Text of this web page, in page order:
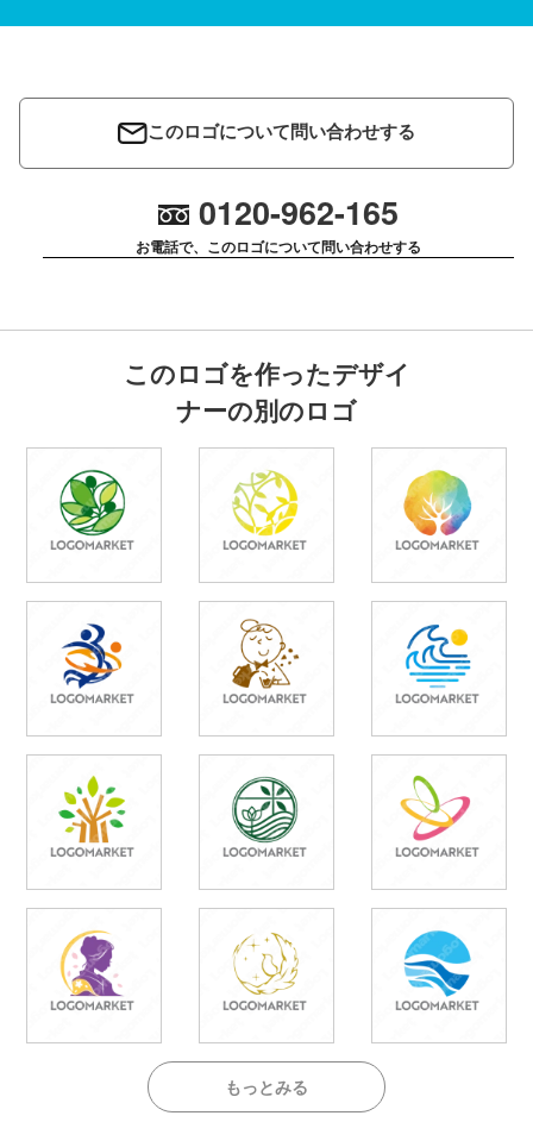
このロゴについて問い合わせする
0120-962-165
お電話で、このロゴについて問い合わせする
このロゴを作ったデザイ
ナーの別のロゴ
もっとみる